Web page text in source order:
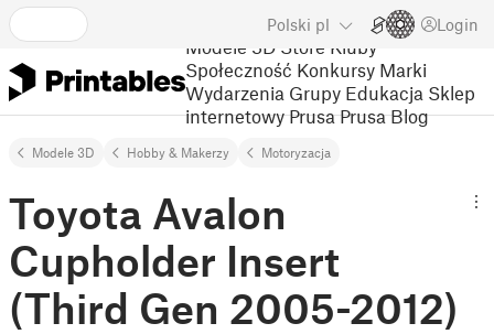
Polski pl Login
Modele 3D Store Kluby
Społeczność Konkursy Marki
Wydarzenia Grupy Edukacja Sklep
internetowy Prusa Prusa Blog
Modele 3D Hobby & Makerzy Motoryzacja
Toyota Avalon
Cupholder Insert
(Third Gen 2005-2012)